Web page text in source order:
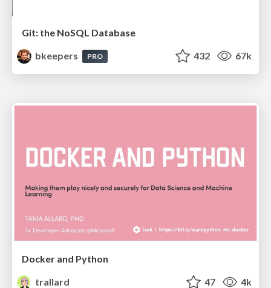
Git: the NoSQL Database
bkeepers
PRO 432 67k
Docker and Python
trallard
47 4k